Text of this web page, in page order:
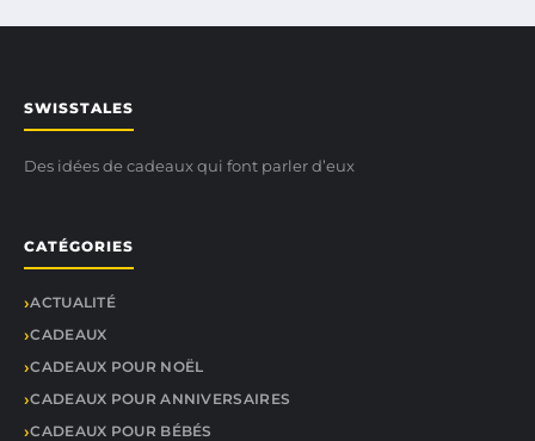
SWISSTALES
Des idées de cadeaux qui font parler d’eux
CATÉGORIES
ACTUALITÉ
CADEAUX
CADEAUX POUR NOËL
CADEAUX POUR ANNIVERSAIRES
CADEAUX POUR BÉBÉS